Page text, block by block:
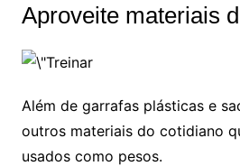
Aproveite materiais
Além de garrafas plásticas e
outros materiais do cotidiano
usados como pesos.